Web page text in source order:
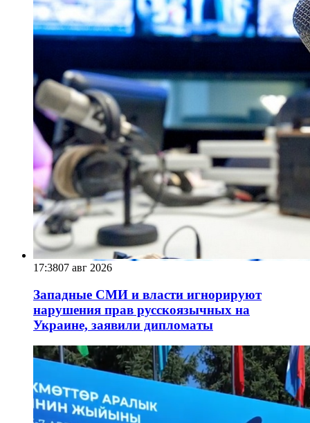
17:3807 авг 2026
Западные СМИ и власти игнорируют
нарушения прав русскоязычных на
Украине, заявили дипломаты